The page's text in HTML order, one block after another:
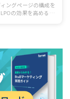
ングページの構成を
の効果を高めるた